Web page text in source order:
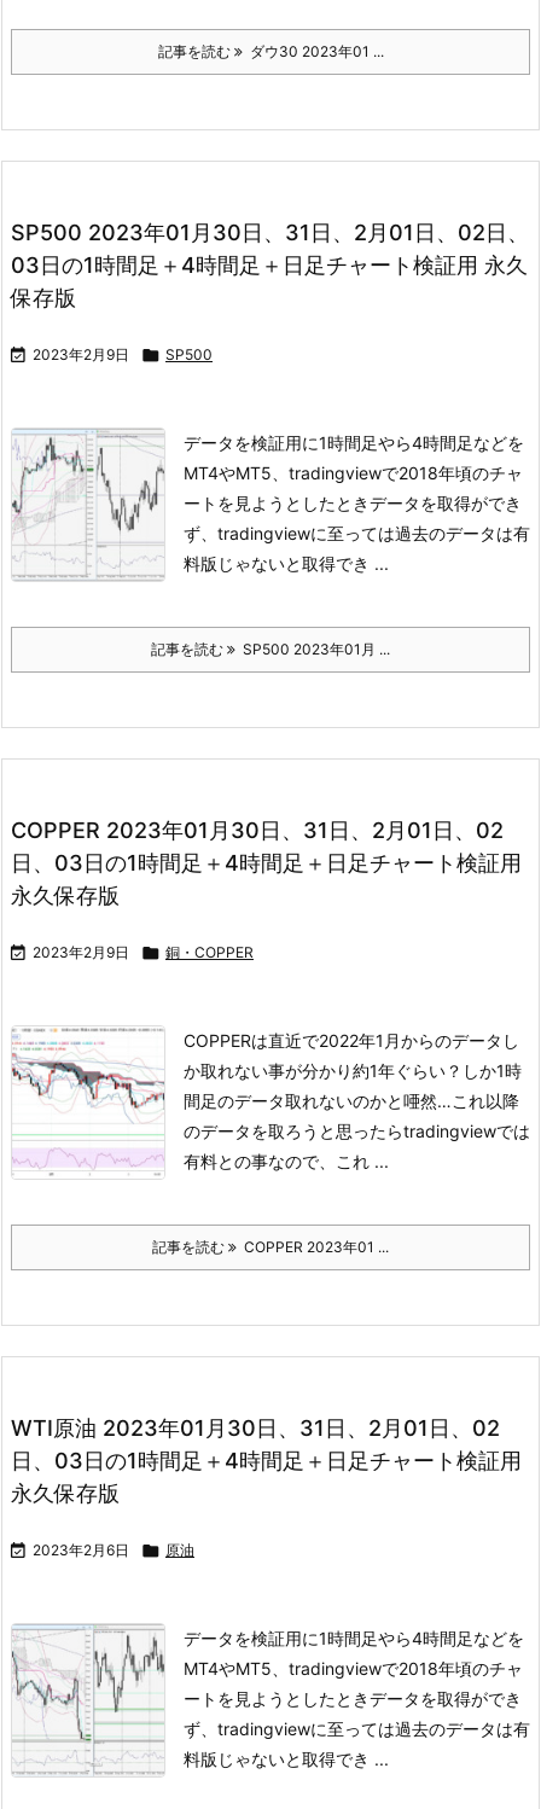
記事を読む ダウ30 2023年01 ...
SP500 2023年01月30日、31日、2月01日、02日、
03日の1時間足＋4時間足＋日足チャート検証用 永久
保存版
 2023年2月9日  SP500
データを検証用に1時間足やら4時間足などを
MT4やMT5、tradingviewで2018年頃のチャ
ートを見ようとしたときデータを取得ができ
ず、 tradingviewに至っては過去のデータは有
料版じゃないと取得でき ...
記事を読む SP500 2023年01月 ...
COPPER 2023年01月30日、31日、2月01日、02
日、03日の1時間足＋4時間足＋日足チャート検証用
永久保存版
 2023年2月9日  銅・COPPER
COPPERは直近で2022年1月からのデータし
か取れない事が分かり約1年ぐらい？しか1時
間足のデータ取れないのかと唖然…これ以降
のデータを取ろうと思ったらtradingviewでは
有料との事なので、
これ ...
記事を読む COPPER 2023年01 ...
WTI原油 2023年01月30日、31日、2月01日、02
日、03日の1時間足＋4時間足＋日足チャート検証用
永久保存版
 2023年2月6日  原油
データを検証用に1時間足やら4時間足などを
MT4やMT5、tradingviewで2018年頃のチャ
ートを見ようとしたときデータを取得ができ
ず、 tradingviewに至っては過去のデータは有
料版じゃないと取得でき ...